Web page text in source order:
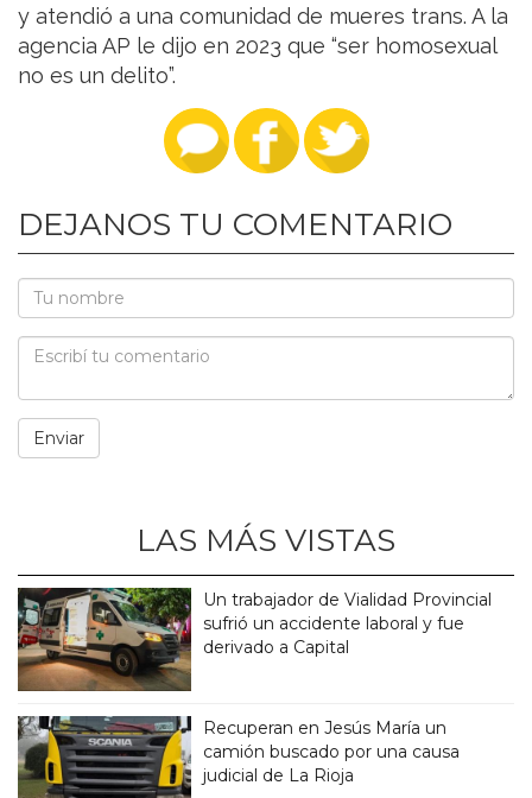
y atendió a una comunidad de mueres trans. A la
agencia AP le dijo en 2023 que “ser homosexual
no es un delito”.
DEJANOS TU COMENTARIO
LAS MÁS VISTAS
Un trabajador de Vialidad Provincial
sufrió un accidente laboral y fue
derivado a Capital
Recuperan en Jesús María un
camión buscado por una causa
judicial de La Rioja